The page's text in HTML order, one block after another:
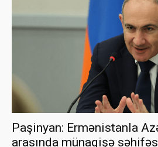
Paşinyan: Ermənistanla
arasında münaqişə